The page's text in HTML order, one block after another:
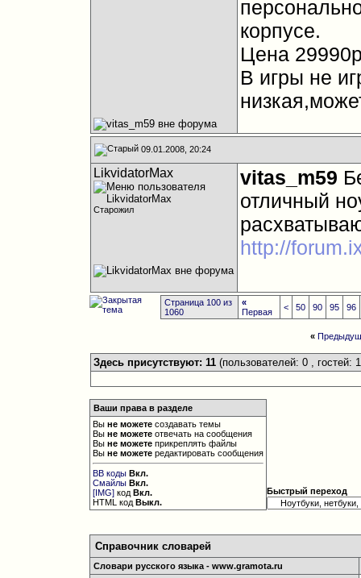
корпусе.
Цена
В игры не
09.01.2008, 20:24
LikvidatorMax
Старожил
vitas_m59
отличный
http://
Страница 100 из
1060
«
Первая
< 50 90 95 96
«
Здесь присутствуют: 11 (пользователей: 0 , гостей:
Ваши права в разделе
Выне можете создавать темы
Выне можете отвечать на сообщения
Выне можете прикреплять файлы
Выне можете редактировать сообщения
BB коды Вкл.
Смайлы Вкл.
[IMG] кодВкл.
HTML кодВыкл.
Быстрый переход
Справочник словарей
Словари русского языка - www.gramota.ru